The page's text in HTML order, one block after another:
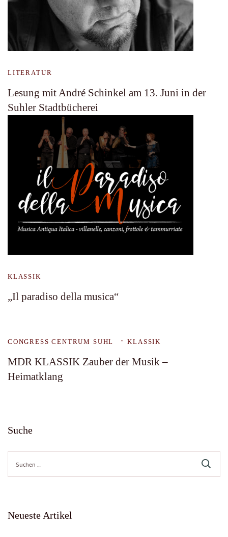
LITERATUR
Lesung mit André Schinkel am 13. Juni in der
Suhler Stadtbücherei
KLASSIK
„Il paradiso della musica“
CONGRESS CENTRUM SUHL KLASSIK
MDR KLASSIK Zauber der Musik –
Heimatklang
Suche
nach:
Neueste Artikel